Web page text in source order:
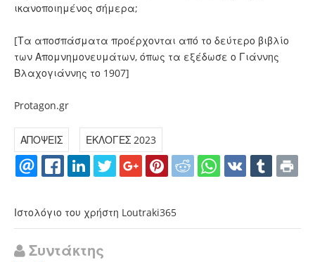
ικανοποιημένος σήμερα;
[Τα αποσπάσματα προέρχονται από το δεύτερο βιβλίο
των Απομνημονευμάτων, όπως τα εξέδωσε ο Γιάννης
Βλαχογιάννης το 1907]
Protagon.gr
ΑΠΟΨΕΙΣ ΕΚΛΟΓΕΣ 2023
Ιστολόγιο του χρήστη Loutraki365
Συντάκτης